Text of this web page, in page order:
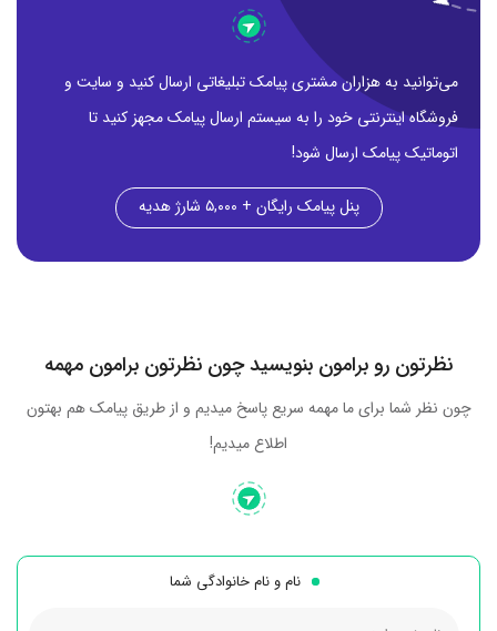
می‌توانید به هزاران مشتری پیامک تبلیغاتی ارسال کنید و سایت و
فروشگاه اینترنتی خود را به سیستم ارسال پیامک مجهز کنید تا
اتوماتیک پیامک ارسال شود!
پنل پیامک رایگان + ۵,۰۰۰ شارژ هدیه
نظرتون رو برامون بنویسید چون نظرتون برامون مهمه
چون نظر شما برای ما مهمه سریع پاسخ میدیم و از طریق پیامک هم بهتون
اطلاع میدیم!
نام و نام خانوادگی شما